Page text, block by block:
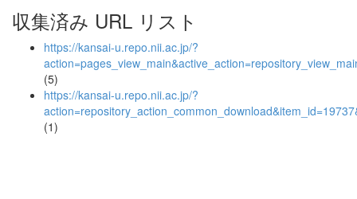
収集済み URL リスト
https://kansai-u.repo.nii.ac.jp/?
(5)
https://kansai-u.repo.nii.ac.jp/?
(1)